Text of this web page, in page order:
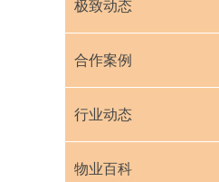
极致动态
合作案例
行业动态
物业百科